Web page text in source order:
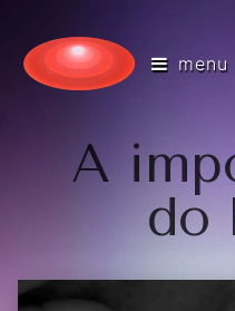
menu
A
do